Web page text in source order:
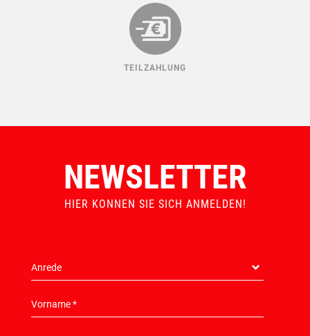
TEILZAHLUNG
NEWSLETTER
HIER KONNEN SIE SICH ANMELDEN!